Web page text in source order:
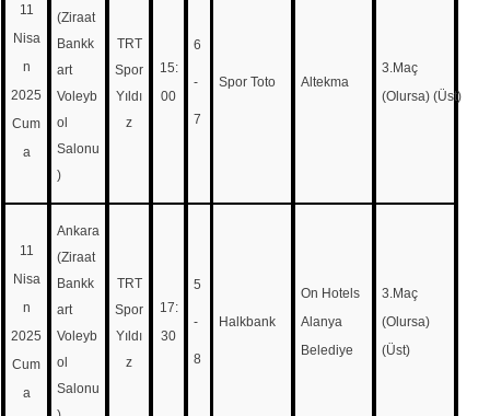
11
Nisa
n
2025
Cum
a
(Ziraat
Bankk
art
Voleyb
ol
Salonu
)
TRT
Spor
Yıldı
z
15:
00
6
-
7
Spor Toto Altekma
3.Maç
(Olursa) (Üst)
11
Nisa
n
2025
Cum
a
Ankara
(Ziraat
Bankk
art
Voleyb
ol
Salonu
TRT
Spor
Yıldı
z
17:
30
5
-
8
Halkbank
On Hotels
Alanya
Belediye
3.Maç
(Olursa)
(Üst)